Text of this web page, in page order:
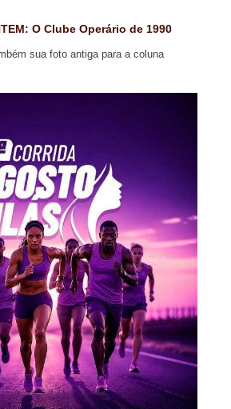
O Clube Operário de 1990
sua foto antiga para a coluna